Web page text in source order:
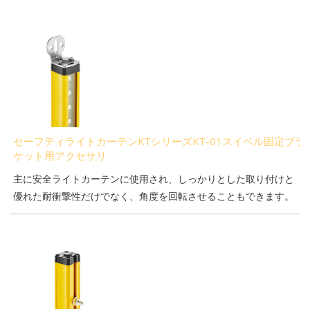
セーフティライトカーテンKTシリーズKT-01スイベル固定ブラ
ケット用アクセサリ
主に安全ライトカーテンに使用され、しっかりとした取り付けと
優れた耐衝撃性だけでなく、角度を回転させることもできます。